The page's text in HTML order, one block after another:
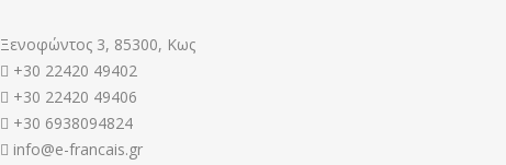
Ξενοφώντος 3, 85300, Κως
+30 22420 49402
+30 22420 49406
+30 6938094824
info@e-francais.gr